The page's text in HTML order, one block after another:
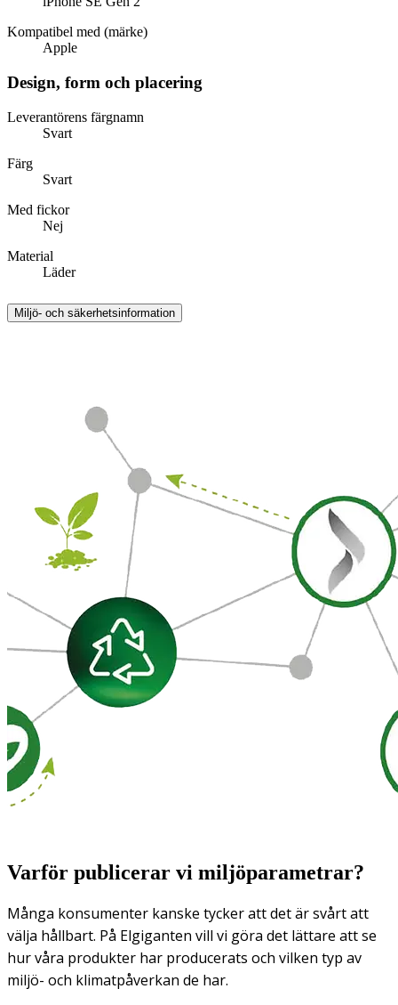
Kompatibel med (märke)
Apple
Design, form och placering
Leverantörens färgnamn
Svart
Färg
Svart
Med fickor
Nej
Material
Läder
Miljö- och säkerhetsinformation
Varför publicerar vi miljöparametrar?
Många konsumenter kanske tycker att det är svårt att
välja hållbart. På Elgiganten vill vi göra det lättare att se
hur våra produkter har producerats och vilken typ av
miljö- och klimatpåverkan de har.